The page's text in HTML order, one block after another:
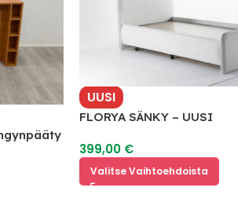
UUSI
FLORYA SÄNKY – UUSI
399,00€
Valitse Vaihtoehdoista